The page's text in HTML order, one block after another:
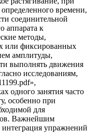
времени,
соединительной
аппарата к
методы,
или фиксированных
амплитуды,
выполнять движения
исследованиям,
одного занятия часто
особенно при
для
Важнейшим
интеграция упражнений